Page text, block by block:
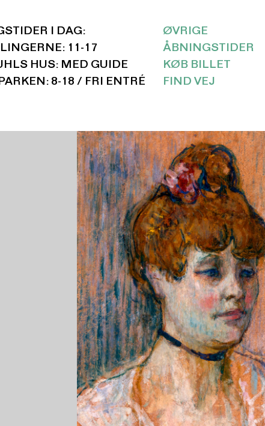
I DAG:
11-17
HUS: MED GUIDE
8-18 / FRI ENTRÉ
ØVRIGE
ÅBNINGSTIDER
KØB BILLET
FIND VEJ